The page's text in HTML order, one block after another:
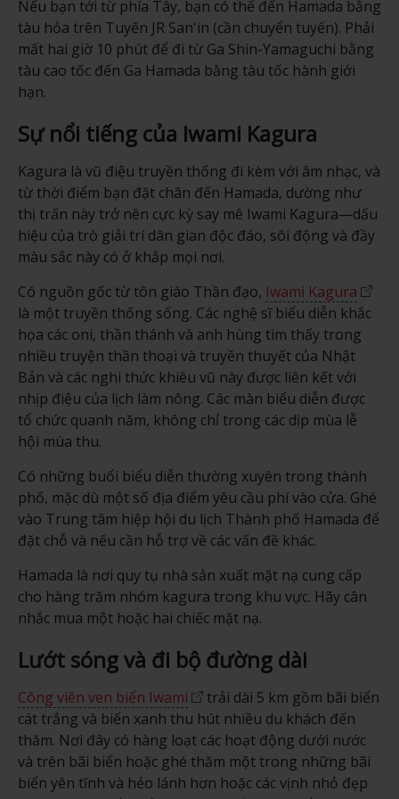
Nếu bạn tới từ phía Tây, bạn có thể đến Hamada bằng
tàu hỏa trên Tuyến JR San'in (cần chuyển tuyến). Phải
mất hai giờ 10 phút để đi từ Ga Shin-Yamaguchi bằng
tàu cao tốc đến Ga Hamada bằng tàu tốc hành giới
hạn.
Sự nổi tiếng của Iwami Kagura
Kagura là vũ điệu truyền thống đi kèm với âm nhạc, và
từ thời điểm bạn đặt chân đến Hamada, dường như
thị trấn này trở nên cực kỳ say mê Iwami Kagura—dấu
hiệu của trò giải trí dân gian độc đáo, sôi động và đầy
màu sắc này có ở khắp mọi nơi.
Có nguồn gốc từ tôn giáo Thần đạo, Iwami Kagura
là một truyền thống sống. Các nghệ sĩ biểu diễn khắc
họa các oni, thần thánh và anh hùng tìm thấy trong
nhiều truyện thần thoại và truyền thuyết của Nhật
Bản và các nghi thức khiêu vũ này được liên kết với
nhịp điệu của lịch làm nông. Các màn biểu diễn được
tổ chức quanh năm, không chỉ trong các dịp mùa lễ
hội mùa thu.
Có những buổi biểu diễn thường xuyên trong thành
phố, mặc dù một số địa điểm yêu cầu phí vào cửa. Ghé
vào Trung tâm hiệp hội du lịch Thành phố Hamada để
đặt chỗ và nếu cần hỗ trợ về các vấn đề khác.
Hamada là nơi quy tụ nhà sản xuất mặt nạ cung cấp
cho hàng trăm nhóm kagura trong khu vực. Hãy cân
nhắc mua một hoặc hai chiếc mặt nạ.
Lướt sóng và đi bộ đường dài
Công viên ven biển Iwami
trải dài 5 km gồm bãi biển
cát trắng và biển xanh thu hút nhiều du khách đến
thăm. Nơi đây có hàng loạt các hoạt động dưới nước
và trên bãi biển hoặc ghé thăm một trong những bãi
biển yên tĩnh và hẻo lánh hơn hoặc các vịnh nhỏ đẹp